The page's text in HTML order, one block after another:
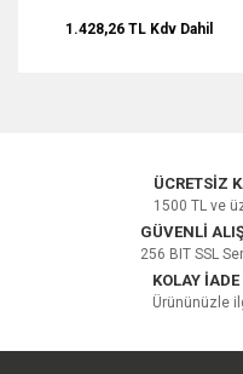
1.428,26 TL Kdv Dahil
ÜCRETSİZ
1500 TL ve
GÜVENLİ
256 BIT SSL
KOLAY
Ürününüzle